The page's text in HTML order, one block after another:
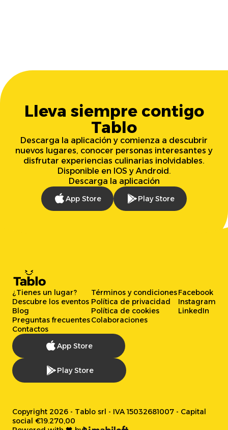
Lleva siempre contigo
Tablo
Descarga la aplicación y comienza a descubrir
nuevos lugares, conocer personas interesantes y
disfrutar experiencias culinarias inolvidables.
Disponible en IOS y Android.
Descarga la aplicación
App Store Play Store
¿Tienes un lugar?
Descubre los eventos
Blog
Preguntas frecuentes
Contactos
Términos y condiciones
Política de privacidad
Política de cookies
Colaboraciones
Facebook
Instagram
LinkedIn
App Store
Play Store
Copyright 2026 - Tablo srl - IVA 15032681007 - Capital
social €19.270,00